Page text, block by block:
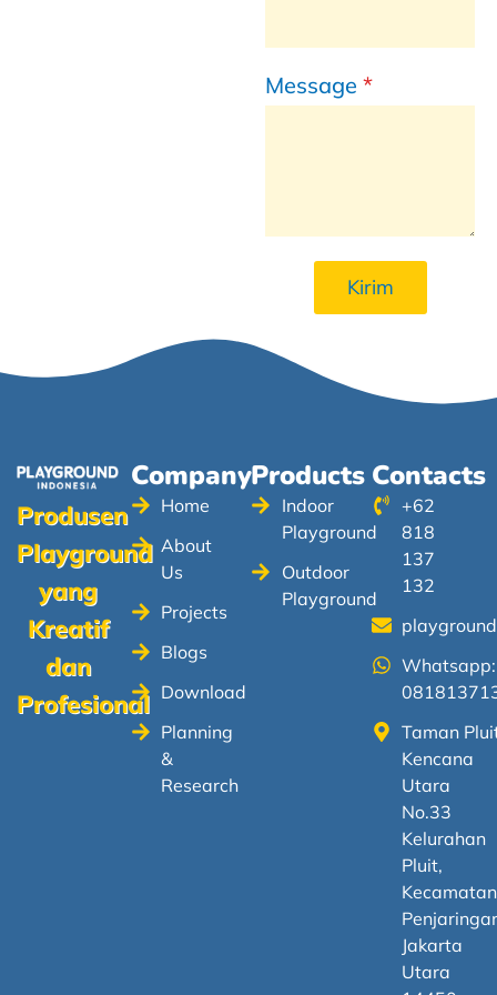
Message *
Kirim
Produsen
Playground
yang
Kreatif
dan
Profesional
Company
Home
About
Us
Projects
Blogs
Download
Planning
&
Research
Products
Indoor
Playground
Outdoor
Playground
Contacts
+62
818
137
132
Whatsapp:
Taman
Kencana
Utara
No.33
Kelurahan
Pluit,
Kecamatan
Jakarta
Utara